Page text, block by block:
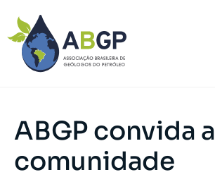
ABGP convida a
comunidade